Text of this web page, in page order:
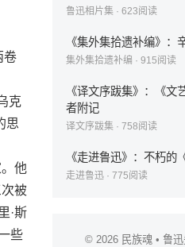
卷
克
思
他
被
·斯
些
鲁迅相片集 · 623阅读
《集外集拾遗补编》：
集外集拾遗补编 · 915阅读
《译文序跋集》：《文
者附记
译文序跋集 · 758阅读
《走进鲁迅》：不朽的
走进鲁迅 · 775阅读
© 2026 民族魂 • 鲁